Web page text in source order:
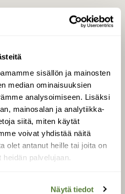
sisällön ja mainosten
median ominaisuuksien
analysoimiseen. Lisäksi
mainosalan ja analytiikka-
siitä, miten käytät
voivat yhdistää näitä
olet antanut heille tai joita on
palvelujaan.
Näytä tiedot
Tilaa digilukuoikeus
Äänestä parasta juttua
Tilaa uutiskirje
SUOMEN LUONNON­
SUOJELU­LIITTO
Suomen Luonto -lehden
luonnonsuojelu­liitto.